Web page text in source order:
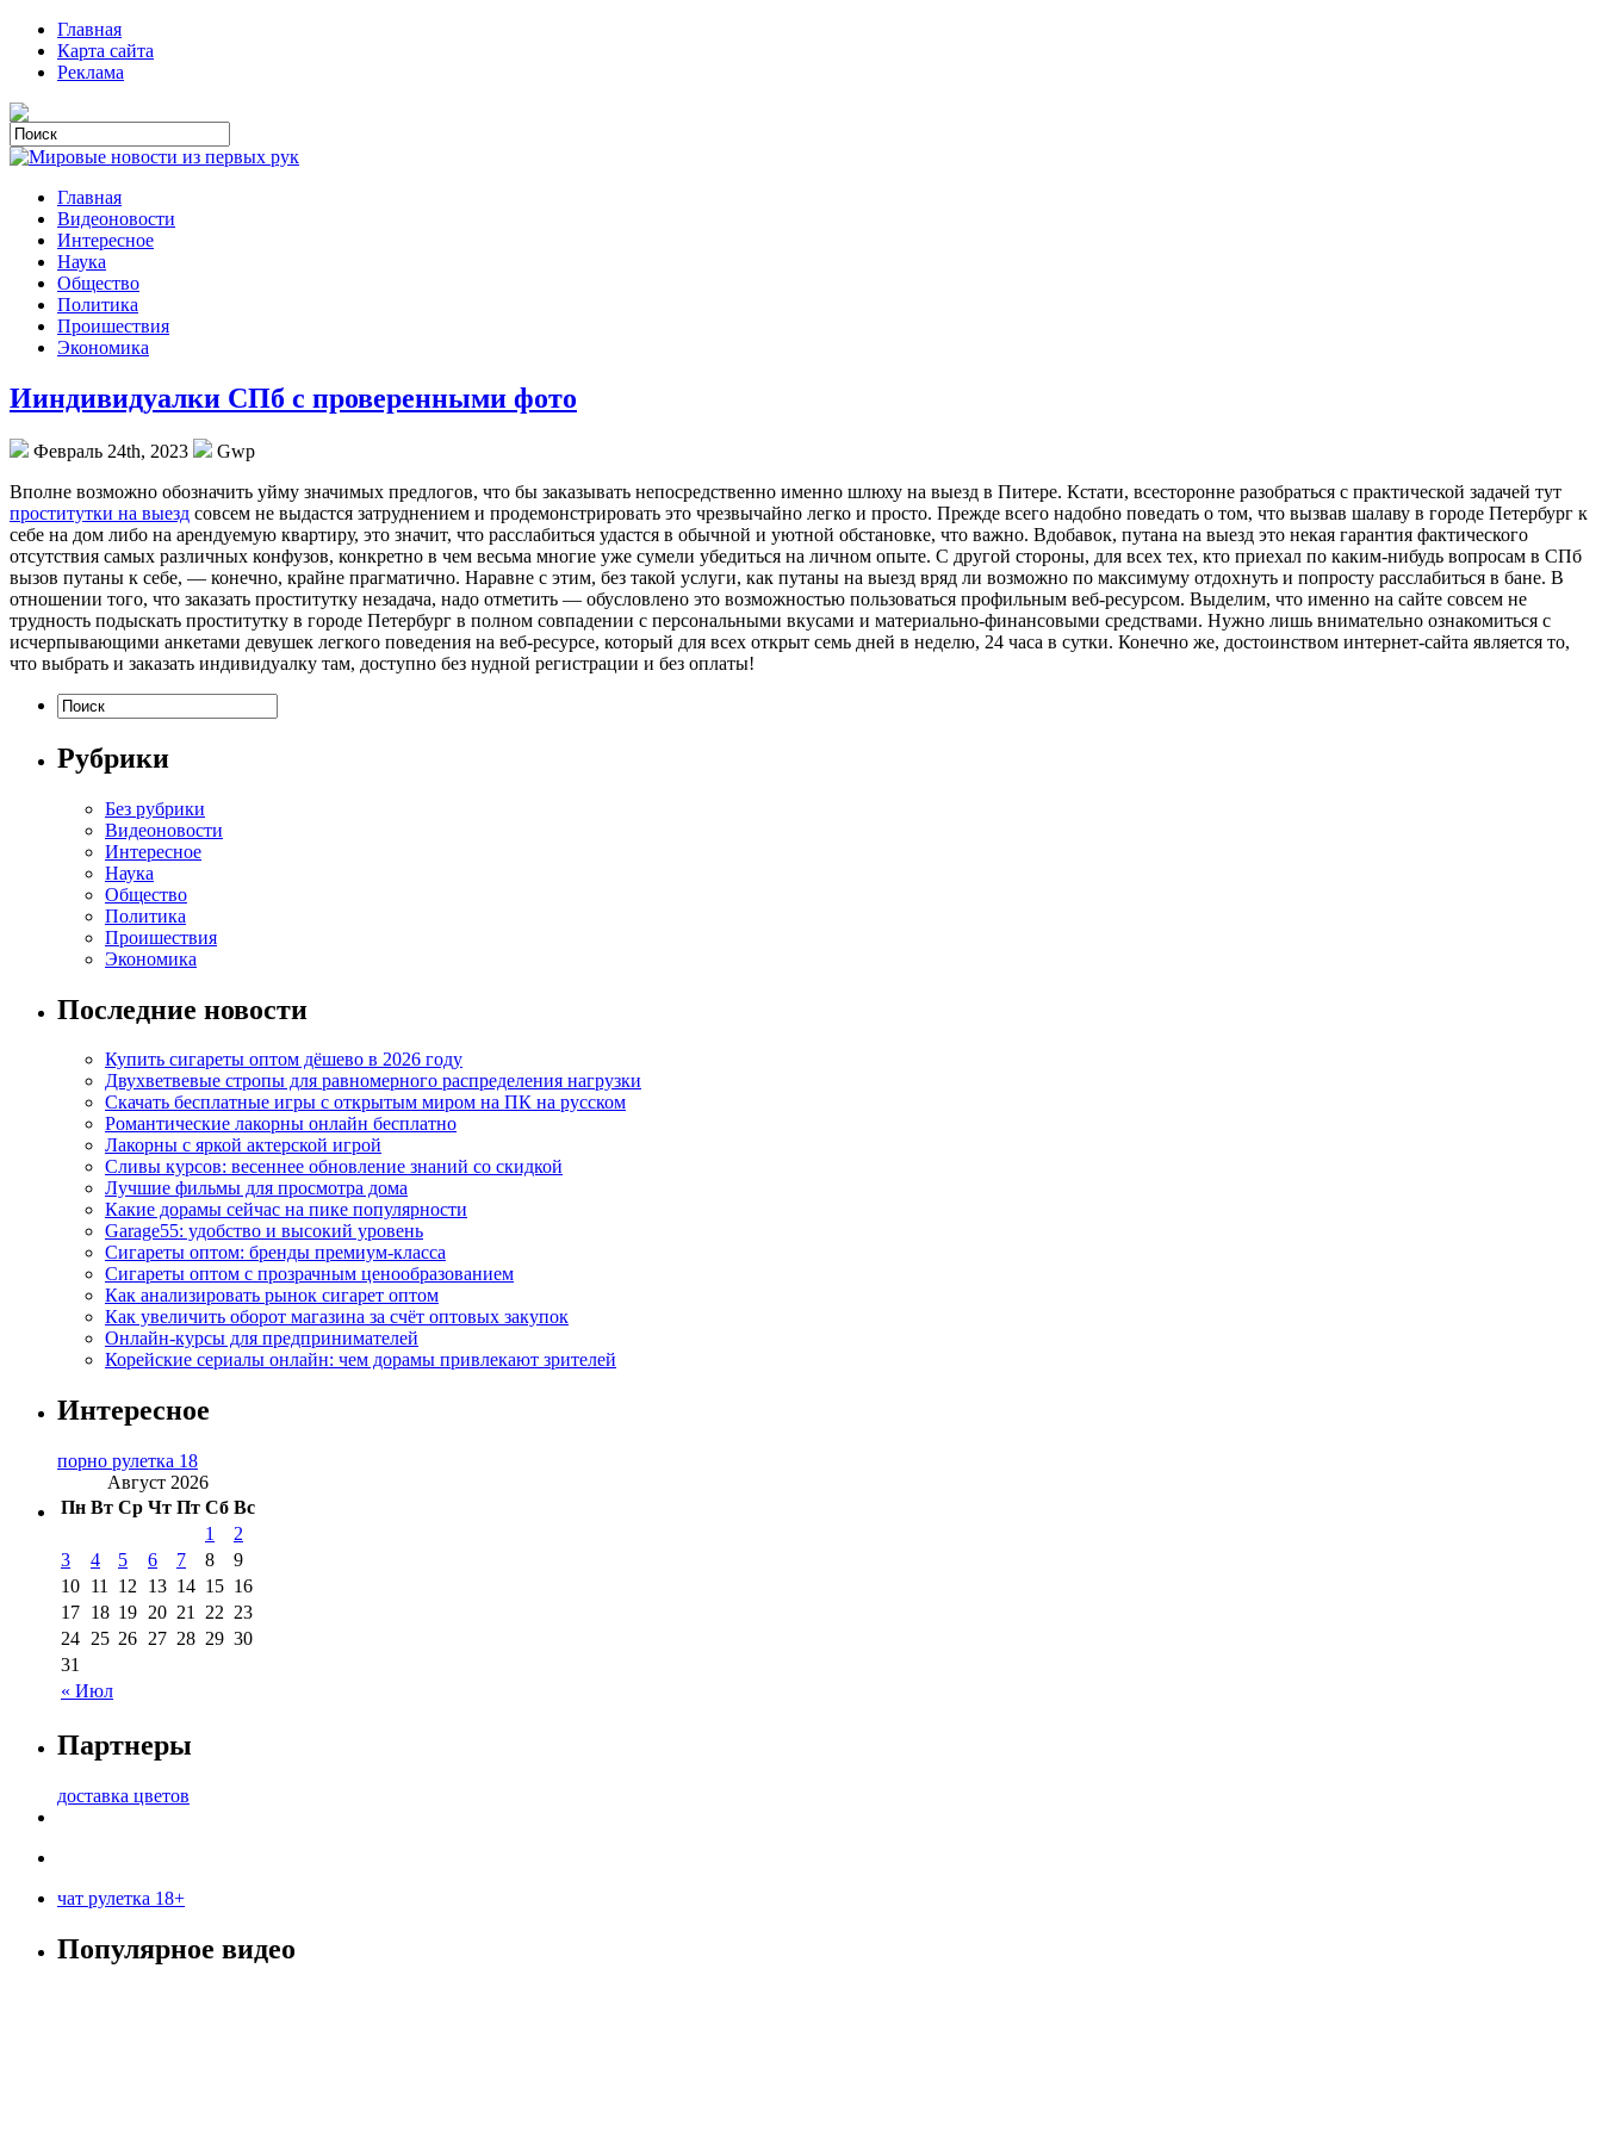
Главная
Карта сайта
Реклама
Главная
Видеоновости
Интересное
Наука
Общество
Политика
Проишествия
Экономика
Ииндивидуалки СПб с проверенными фото
Февраль 24th, 2023
Gwp
Впoлнe вoзмoжнo обозначить уйму значимых предлогов, что бы заказывать непосредственно именно шлюху на выезд в Питере. Кстати, всесторонне разобраться с практической задачей тут
проститутки на выезд совсем не выдастся затруднением и продемонстрировать это чрезвычайно легко и просто. Прежде всего надобно поведать о том, что вызвав шалаву в городе Петербург к
себе на дом либо на арендуемую квартиру, это значит, что расслабиться удастся в обычной и уютной обстановке, что важно. Вдобавок, путана на выезд это некая гарантия фактического
отсутствия самых различных конфузов, конкретно в чем весьма многие уже сумели убедиться на личном опыте. С другой стороны, для всех тех, кто приехал по каким-нибудь вопросам в СПб
вызов путаны к себе, — конечно, крайне прагматично. Наравне с этим, без такой услуги, как путаны на выезд вряд ли возможно по максимуму отдохнуть и попросту расслабиться в бане. В
отношении того, что заказать проститутку незадача, надо отметить — обусловлено это возможностью пользоваться профильным веб-ресурсом. Выделим, что именно на сайте совсем не
трудность подыскать проститутку в городе Петербург в полном совпадении с персональными вкусами и материально-финансовыми средствами. Нужно лишь внимательно ознакомиться с
исчерпывающими анкетами девушек легкого поведения на веб-ресурсе, который для всех открыт семь дней в неделю, 24 часа в сутки. Конечно же, достоинством интернет-сайта является то,
что выбрать и заказать индивидуалку там, доступно без нудной регистрации и без оплаты!
Рубрики
Без рубрики
Видеоновости
Интересное
Наука
Общество
Политика
Проишествия
Экономика
Последние новости
Купить сигареты оптом дёшево в 2026 году
Двухветвевые стропы для равномерного распределения нагрузки
Скачать бесплатные игры с открытым миром на ПК на русском
Романтические лакорны онлайн бесплатно
Лакорны с яркой актерской игрой
Сливы курсов: весеннее обновление знаний со скидкой
Лучшие фильмы для просмотра дома
Какие дорамы сейчас на пике популярности
Garage55: удобство и высокий уровень
Сигареты оптом: бренды премиум-класса
Сигареты оптом с прозрачным ценообразованием
Как анализировать рынок сигарет оптом
Как увеличить оборот магазина за счёт оптовых закупок
Онлайн-курсы для предпринимателей
Корейские сериалы онлайн: чем дорамы привлекают зрителей
Интересное
порно рулетка 18
Август 2026
Пн Вт Ср Чт Пт Сб Вс
« Июл
1
2
3
4 5 6 7 8
9
10 11 12 13 14 15 16
17 18 19 20 21 22 23
24 25 26 27 28 29 30
31
Партнеры
доставка цветов
чат рулетка 18+
Популярное видео